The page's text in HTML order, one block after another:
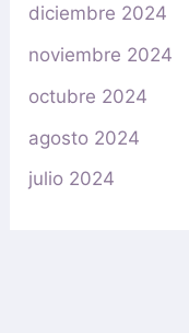
diciembre 2024
noviembre 2024
octubre 2024
agosto 2024
julio 2024